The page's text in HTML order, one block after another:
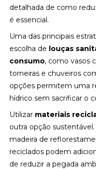
detalhada de como
é essencial.
Uma das principais
escolha de louças
consumo, como vasos
torneiras e chuveiros
opções permitem uma
hídrico sem sacrificar o
Utilizar materiais
outra opção
madeira de
reciclados podem
de reduzir a pegada